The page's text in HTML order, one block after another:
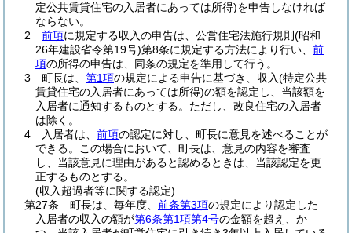
定公共賃貸住宅の入居者にあっては所得)を申告しなければ
ならない。
2
前項に規定する収入の申告は、公営住宅法施行規則 (昭和
26年建設省令第19号)第8条に規定する方法により行い、 前
項の所得の申告は、同条の規定を準用して行う。
3
町長は、 第1項の規定による申告に基づき、収入(特定公共
賃貸住宅の入居者にあっては所得)の額を認定し、当該額を
入居者に通知するものとする。 ただし、改良住宅の入居者
は除く。
4
入居者は、 前項の認定に対し、町長に意見を述べることが
できる。
この場合において、町長は、意見の内容を審査
し、当該意見に理由があると認めるときは、当該認定を更
正するものとする。
(収入超過者等に関する認定)
第27条
町長は、毎年度、 前条第3項の規定により認定した
入居者の収入の額が第6条第1項第4号の金額を超え、か